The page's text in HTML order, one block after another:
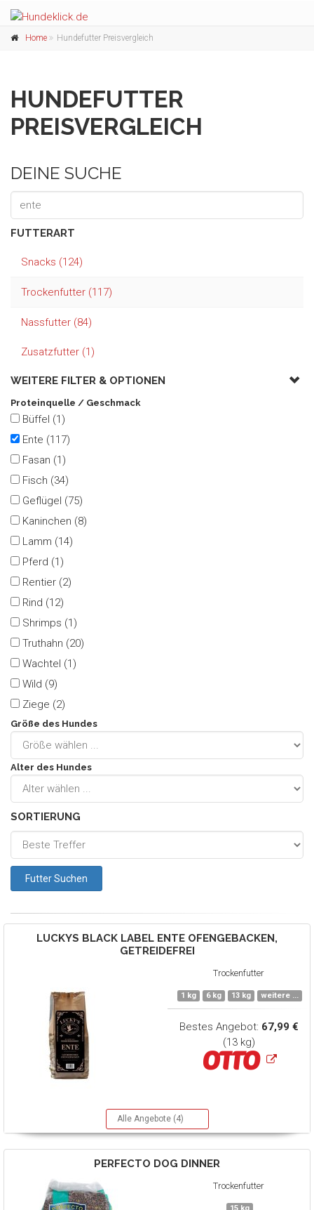
Home Hundefutter Preisvergleich
HUNDEFUTTER
PREISVERGLEICH
DEINE SUCHE
FUTTERART
Snacks (124)
Trockenfutter (117)
Nassfutter (84)
Zusatzfutter (1)
WEITERE FILTER & OPTIONEN
Proteinquelle / Geschmack
Büffel (1)
Ente (117)
Fasan (1)
Fisch (34)
Geflügel (75)
Kaninchen (8)
Lamm (14)
Pferd (1)
Rentier (2)
Rind (12)
Shrimps (1)
Truthahn (20)
Wachtel (1)
Wild (9)
Ziege (2)
Größe des Hundes
Alter des Hundes
SORTIERUNG
LUCKYS BLACK LABEL ENTE OFENGEBACKEN,
GETREIDEFREI
Trockenfutter
1 kg 6 kg 13 kg weitere ...
Bestes Angebot: 67,99 €
(13 kg)
Alle Angebote (4)
PERFECTO DOG DINNER
Trockenfutter